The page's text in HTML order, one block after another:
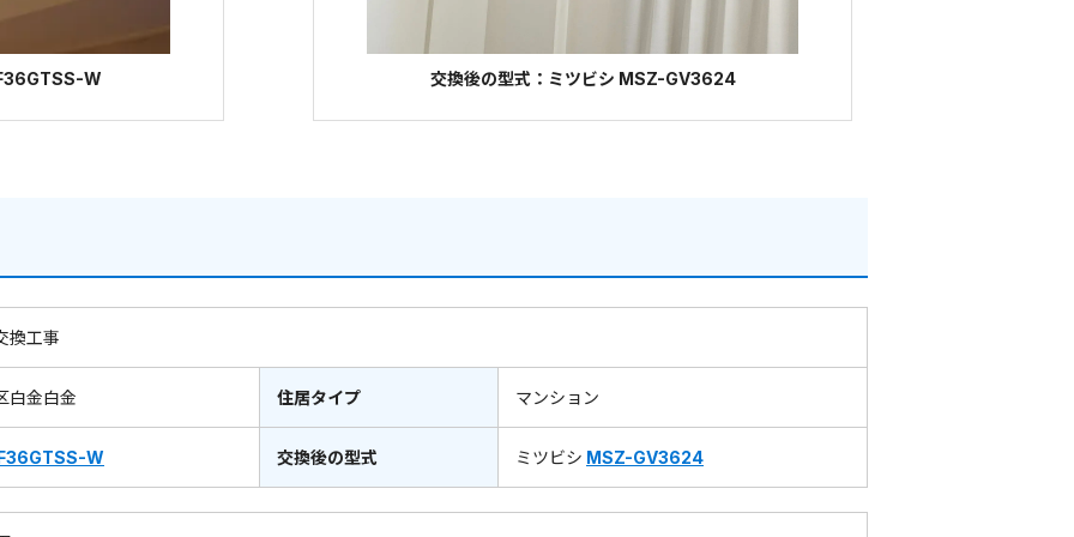
W 交換後の型式：ミツビシ MSZ-GV3624
換工事
白金白金 住居タイプ マンション
W 交換後の型式 ミツビシ MSZ-GV3624